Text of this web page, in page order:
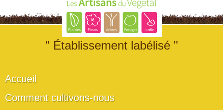
" Établissement labélisé "
Accueil
Comment cultivons-nous